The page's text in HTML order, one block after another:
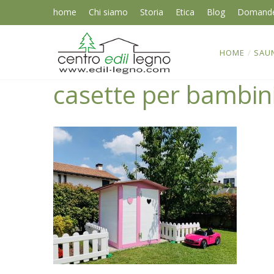
home Chi siamo Storia Etica Blog
HOME /
casette per